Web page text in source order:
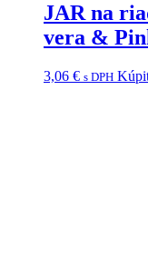
JAR na
vera &
3,06 € s DPH